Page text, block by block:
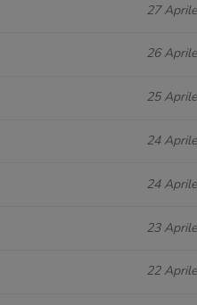
27
26
25
24
24
23
22